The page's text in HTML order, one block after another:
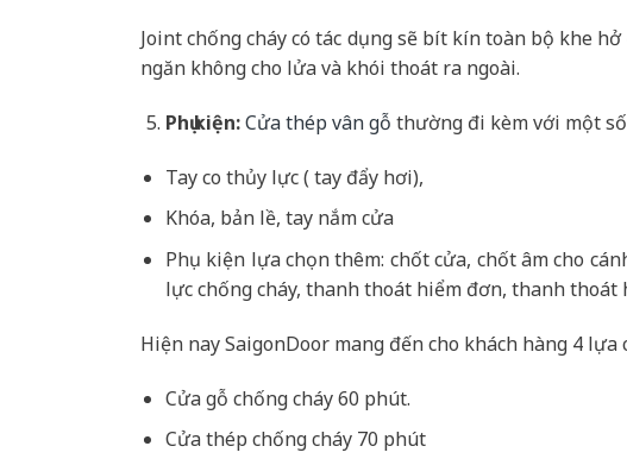
Joint chống cháy có tác dụng sẽ bít kín toàn bộ khe
ngăn không cho lửa và khói thoát ra ngoài.
Phụ kiện:Cửa thép vân gỗ thường đi kèm với một
Tay co thủy lực ( tay đẩy hơi),
Khóa, bản lề, tay nắm cửa
Phụ kiện lựa chọn thêm: chốt cửa, chốt âm cho
lực chống cháy, thanh thoát hiểm đơn, thanh
Hiện nay SaigonDoor mang đến cho khách hàng 4 lựa
Cửa gỗ chống cháy 60 phút.
Cửa thép chống cháy 70 phút